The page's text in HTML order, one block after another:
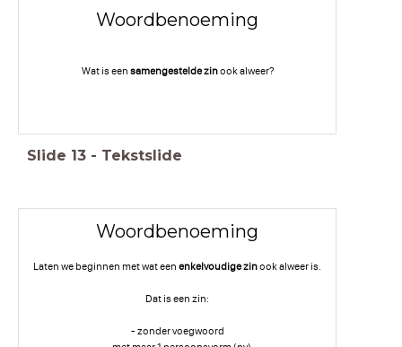
Woordbenoeming
Wat is een samengestelde zinook alweer?
Slide 13 - Tekstslide
Woordbenoeming
Laten we beginnen met wat een enkelvoudige zinook alweer is.
Dat is een zin:
- zonder voegwoord